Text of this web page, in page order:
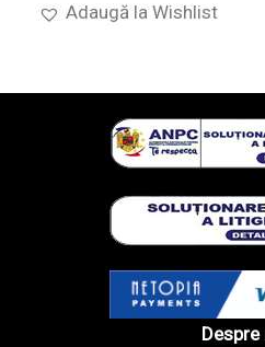
Adaugă la Wishlist
Despre